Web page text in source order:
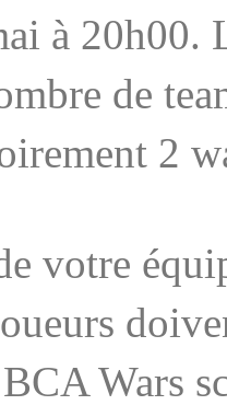
à 20h00.
de
2
votre
Wars